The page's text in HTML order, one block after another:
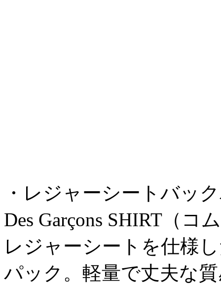
・レジャーシートバッ
Des Garçons SHIRT（
レジャーシートを仕様
パック。軽量で丈夫な